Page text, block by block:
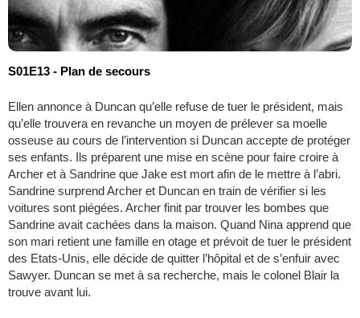
S01E13 - Plan de secours
Ellen annonce à Duncan qu’elle refuse de tuer le président, mais
qu’elle trouvera en revanche un moyen de prélever sa moelle
osseuse au cours de l’intervention si Duncan accepte de protéger
ses enfants. Ils préparent une mise en scène pour faire croire à
Archer et à Sandrine que Jake est mort afin de le mettre à l’abri.
Sandrine surprend Archer et Duncan en train de vérifier si les
voitures sont piégées. Archer finit par trouver les bombes que
Sandrine avait cachées dans la maison. Quand Nina apprend que
son mari retient une famille en otage et prévoit de tuer le président
des Etats-Unis, elle décide de quitter l’hôpital et de s’enfuir avec
Sawyer. Duncan se met à sa recherche, mais le colonel Blair la
trouve avant lui.